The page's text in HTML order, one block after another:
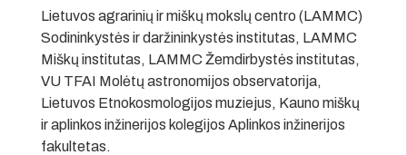
Lietuvos agrarinių ir miškų mokslų centro (LAMMC)
Sodininkystės ir daržininkystės institutas, LAMMC
Miškų institutas, LAMMC Žemdirbystės institutas,
VU TFAI Molėtų astronomijos observatorija,
Lietuvos Etnokosmologijos muziejus, Kauno miškų
ir aplinkos inžinerijos kolegijos Aplinkos inžinerijos
fakultetas.